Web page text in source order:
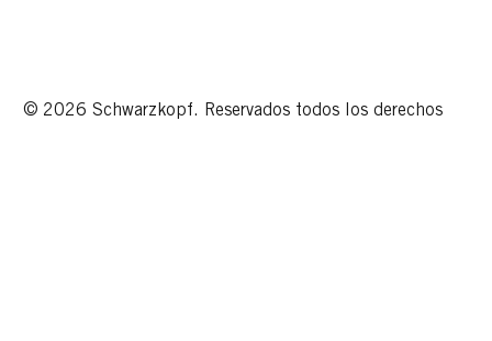
© 2026 Schwarzkopf. Reservados todos los derechos